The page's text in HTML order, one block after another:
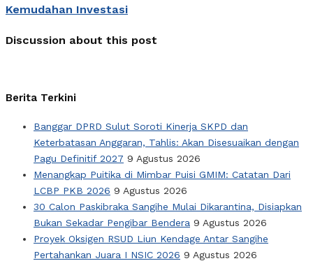
Kemudahan Investasi
Discussion about this post
Berita Terkini
Banggar DPRD Sulut Soroti Kinerja SKPD dan
Keterbatasan Anggaran, Tahlis: Akan Disesuaikan dengan
Pagu Definitif 2027 9 Agustus 2026
Menangkap Puitika di Mimbar Puisi GMIM: Catatan Dari
LCBP PKB 2026 9 Agustus 2026
30 Calon Paskibraka Sangihe Mulai Dikarantina, Disiapkan
Bukan Sekadar Pengibar Bendera 9 Agustus 2026
Proyek Oksigen RSUD Liun Kendage Antar Sangihe
Pertahankan Juara I NSIC 2026 9 Agustus 2026